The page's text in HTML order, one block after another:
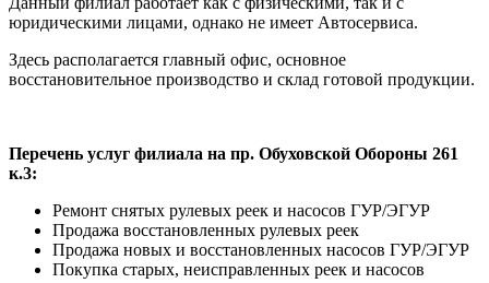
юридическими лицами, однако не имеет Автосервиса.
Здесь располагается главный офис, основное
восстановительное производство и склад готовой продукции.
Перечень услуг филиала на пр. Обуховской Обороны 261
к.3:
Ремонт снятых рулевых реек и насосов ГУР/ЭГУР
Продажа восстановленных рулевых реек
Продажа новых и восстановленных насосов ГУР/ЭГУР
Покупка старых, неисправленных реек и насосов